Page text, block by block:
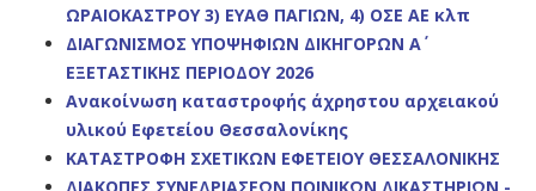
ΩΡΑΙΟΚΑΣΤΡΟΥ 3) ΕΥΑΘ ΠΑΓΙΩΝ, 4) ΟΣΕ ΑΕ κλπ
ΔΙΑΓΩΝΙΣΜΟΣ ΥΠΟΨΗΦΙΩΝ ΔΙΚΗΓΟΡΩΝ Α΄
ΕΞΕΤΑΣΤΙΚΗΣ ΠΕΡΙΟΔΟΥ 2026
Ανακοίνωση καταστροφής άχρηστου αρχειακού
υλικού Εφετείου Θεσσαλονίκης
KAΤΑΣΤΡΟΦΗ ΣΧΕΤΙΚΩΝ ΕΦΕΤΕΙΟΥ ΘΕΣΣΑΛΟΝΙΚΗΣ